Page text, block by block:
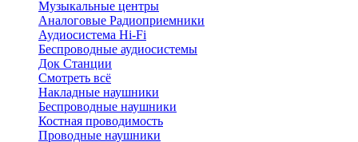
Музыкальные центры
Аналоговые Радиоприемники
Аудиосистема Hi-Fi
Беспроводные аудиосистемы
Док Станции
Смотреть всё
Накладные наушники
Беспроводные наушники
Костная проводимость
Проводные наушники